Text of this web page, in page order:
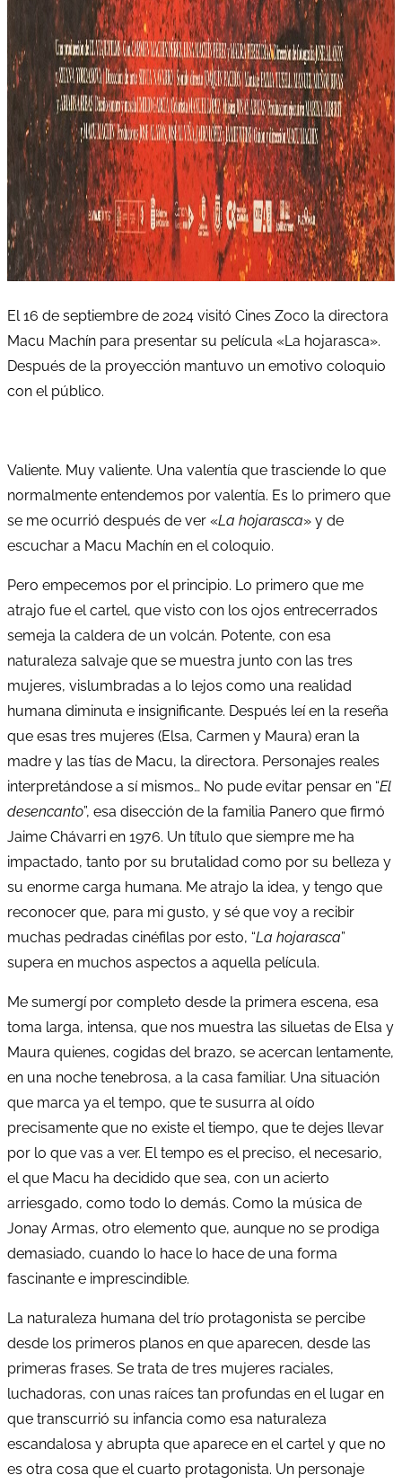
El 16 de septiembre de 2024 visitó Cines Zoco la directora
Macu Machín para presentar su película «La hojarasca».
Después de la proyección mantuvo un emotivo coloquio
con el público.
Valiente. Muy valiente. Una valentía que trasciende lo que
normalmente entendemos por valentía. Es lo primero que
se me ocurrió después de ver «La hojarasca» y de
escuchar a Macu Machín en el coloquio.
Pero empecemos por el principio. Lo primero que me
atrajo fue el cartel, que visto con los ojos entrecerrados
semeja la caldera de un volcán. Potente, con esa
naturaleza salvaje que se muestra junto con las tres
mujeres, vislumbradas a lo lejos como una realidad
humana diminuta e insignificante. Después leí en la reseña
que esas tres mujeres (Elsa, Carmen y Maura) eran la
madre y las tías de Macu, la directora. Personajes reales
interpretándose a sí mismos… No pude evitar pensar en “El
desencanto”, esa disección de la familia Panero que firmó
Jaime Chávarri en 1976. Un título que siempre me ha
impactado, tanto por su brutalidad como por su belleza y
su enorme carga humana. Me atrajo la idea, y tengo que
reconocer que, para mi gusto, y sé que voy a recibir
muchas pedradas cinéfilas por esto, “La hojarasca”
supera en muchos aspectos a aquella película.
Me sumergí por completo desde la primera escena, esa
toma larga, intensa, que nos muestra las siluetas de Elsa y
Maura quienes, cogidas del brazo, se acercan lentamente,
en una noche tenebrosa, a la casa familiar. Una situación
que marca ya el tempo, que te susurra al oído
precisamente que no existe el tiempo, que te dejes llevar
por lo que vas a ver. El tempo es el preciso, el necesario,
el que Macu ha decidido que sea, con un acierto
arriesgado, como todo lo demás. Como la música de
Jonay Armas, otro elemento que, aunque no se prodiga
demasiado, cuando lo hace lo hace de una forma
fascinante e imprescindible.
La naturaleza humana del trío protagonista se percibe
desde los primeros planos en que aparecen, desde las
primeras frases. Se trata de tres mujeres raciales,
luchadoras, con unas raíces tan profundas en el lugar en
que transcurrió su infancia como esa naturaleza
escandalosa y abrupta que aparece en el cartel y que no
es otra cosa que el cuarto protagonista. Un personaje